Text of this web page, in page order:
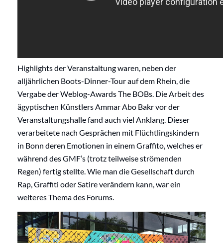
Highlights der Veranstaltung waren, neben der
alljährlichen Boots-Dinner-Tour auf dem Rhein, die
Vergabe der Weblog-Awards The BOBs. Die Arbeit des
ägyptischen Künstlers Ammar Abo Bakr vor der
Veranstaltungshalle fand auch viel Anklang. Dieser
verarbeitete nach Gesprächen mit Flüchtlingskindern
in Bonn deren Emotionen in einem Graffito, welches er
während des GMF’s (trotz teilweise strömenden
Regen) fertig stellte. Wie man die Gesellschaft durch
Rap, Graffiti oder Satire verändern kann, war ein
weiteres Thema des Forums.